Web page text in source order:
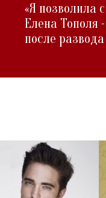
«Я позволила
Елена Тополя
после развода